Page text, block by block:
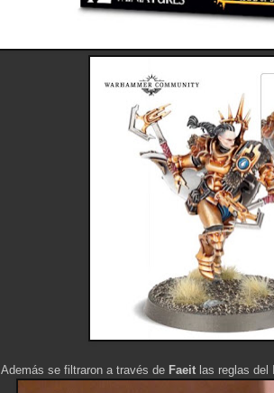
Además se filtraron a través de Faeitlas reglas del